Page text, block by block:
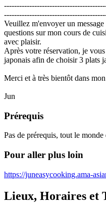
Veuillez m'envoyer un
questions sur mon cours de
avec plaisir.
Après votre réservation, je
japonais afin de choisir 3 plats
Merci et à très bientôt dans
Jun
Prérequis
Pas de prérequis, tout le monde
Pour aller plus loin
https://juneasycooking.ama-
Lieux, Horaires et